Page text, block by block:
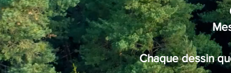
Chaque dessin